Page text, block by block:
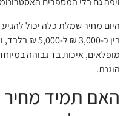
היום מחיר שמלת כלה יכול
בין כ-3,000 ₪
מופלאים, איכות בד גבוהה
הוגנת.
האם תמיד